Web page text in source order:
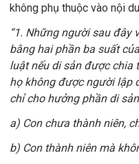
không phụ thuộc vào nội
“1. Những người sau đây
bằng hai phần ba suất
luật nếu di sản được chia
họ không được người lập
chỉ cho hưởng phần di
a) Con chưa thành niên,
b) Con thành niên mà